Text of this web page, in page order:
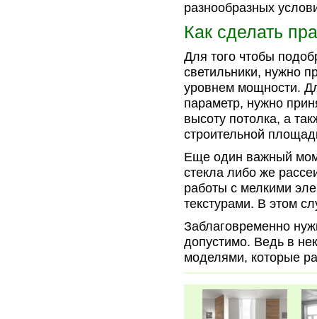
разнообразных
Как сделать
Для того чтобы
светильники, нужно
уровнем мощности.
параметр, нужно
высоту потолка, а
строительной
Еще один важный
стекла либо же
работы с мелкими
текстурами. В этом
Заблаговременно
допустимо. Ведь в
моделями, которые